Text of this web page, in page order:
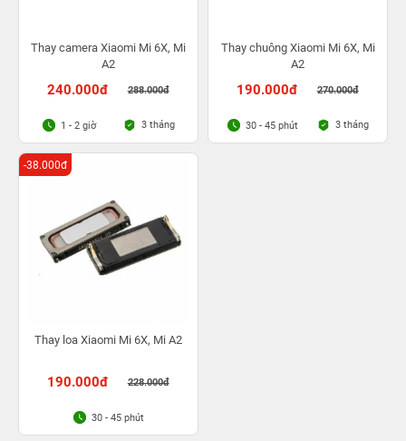
Thay camera Xiaomi Mi 6X, Mi
A2
240.000đ 288.000đ
1 - 2 giờ 3 tháng
Thay chuông Xiaomi Mi 6X, Mi
A2
190.000đ 270.000đ
30 - 45 phút 3 tháng
Thay loa Xiaomi Mi 6X, Mi A2
190.000đ 228.000đ
-38.000đ
30 - 45 phút